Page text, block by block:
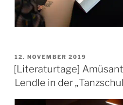
VERÖFFENTLICHT
AM
12. NOVEMBER 2019
[Literaturtage]
Lendle in der